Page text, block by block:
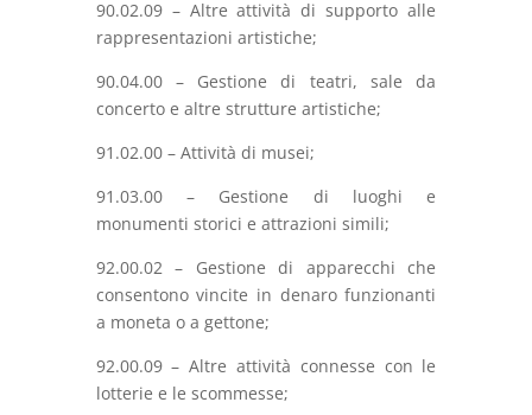
90.02.09 – Altre attività di supporto alle
rappresentazioni artistiche;
90.04.00 – Gestione di teatri, sale da
concerto e altre strutture artistiche;
91.02.00 – Attività di musei;
91.03.00 – Gestione di luoghi e
monumenti storici e attrazioni simili;
92.00.02 – Gestione di apparecchi che
consentono vincite in denaro funzionanti
a moneta o a gettone;
92.00.09 – Altre attività connesse con le
lotterie e le scommesse;